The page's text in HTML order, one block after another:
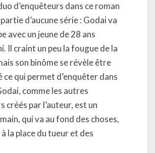
d’enquêteurs dans ce roman
d’aucune série : Godai va
avec un jeune de 28 ans
Il craint un peu la fougue de la
son binôme se révèle être
ce qui permet d’enquêter dans
comme les autres
créés par l’auteur, est un
qui va au fond des choses,
la place du tueur et des